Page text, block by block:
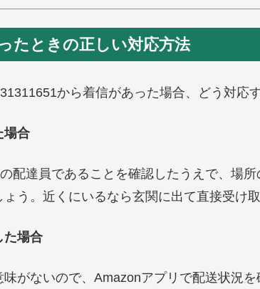
たときの正しい対応方法
から着信があった場合、どう対応
場合
配達員であることを確認したうえで、場
う。近くにいるなら玄関に出て直接受け
た場合
がないので、Amazonアプリで配送状況